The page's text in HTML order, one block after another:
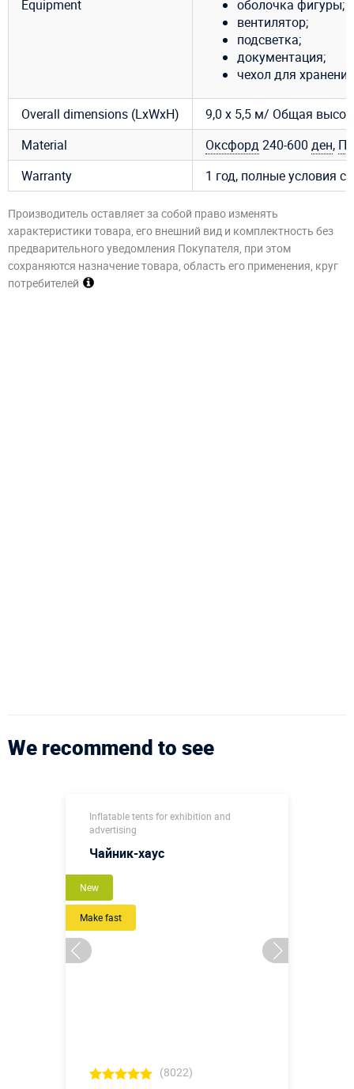
Equipment
оболочка фигуры;
вентилятор;
подсветка;
документация;
чехол для
Overall dimensions (LxWxH)
9,0 х 5,5 м/ Общая
Material
Оксфорд240-600 ден,
Warranty
1 год, полные условия
Производитель оставляет за собой право изменять
характеристики товара, его внешний вид и комплектность без
предварительного уведомления Покупателя, при этом
сохраняются назначение товара, область его применения, круг
потребителей
We recommend to see
Inflatable tents for exhibition and
advertising
Чайник-хаус
New
Make fast
(8022)